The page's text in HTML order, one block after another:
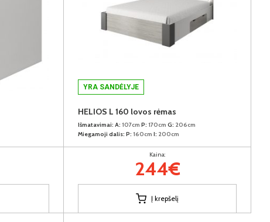
YRA SANDĖLYJE
HELIOS L 160 lovos rėmas
Išmatavimai: A: 107cm P: 170cm G: 206cm
Miegamoji dalis: P: 160cm I: 200cm
Kaina:
244€
Į krepšelį